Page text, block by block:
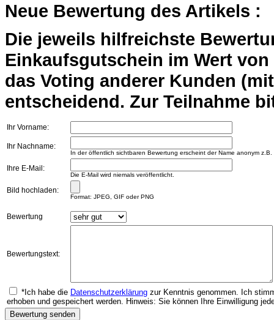
Neue Bewertung des Artikels :
Die jeweils hilfreichste
Einkaufsgutschein im Wert
das Voting anderer Kunden
entscheidend. Zur Teilnahme
Ihr Vorname:
Ihr Nachname:
In der öffentlich sichtbaren Bewertung erscheint der Name anonym
Ihre E-Mail:
Die E-Mail wird niemals veröffentlicht.
Bild hochladen:
Format: JPEG, GIF oder PNG
Bewertung
Bewertungstext:
*Ich habe die Datenschutzerklärung zur Kenntnis genommen. Ich
erhoben und gespeichert werden. Hinweis: Sie können Ihre Einwilligung